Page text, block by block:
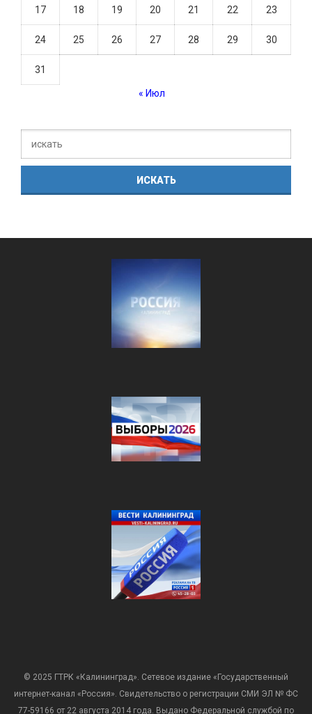
17 18 19 20 21 22 23
24 25 26 27 28 29 30
31
« Июл
© 2025 ГТРК «Калининград». Сетевое издание «Государственный
интернет-канал «Россия». Свидетельство о регистрации СМИ ЭЛ № ФС
77-59166 от 22 августа 2014 года. Выдано Федеральной службой по